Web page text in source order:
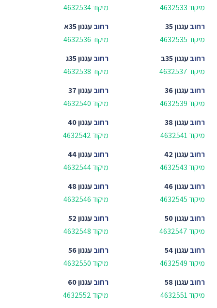
מיקוד 4632533
מיקוד 4632534
רחובעגנון 35
מיקוד 4632535
רחובעגנון 35א
מיקוד 4632536
רחובעגנון 35ב
מיקוד 4632537
רחובעגנון 35ג
מיקוד 4632538
רחובעגנון 36
מיקוד 4632539
רחובעגנון 37
מיקוד 4632540
רחובעגנון 38
מיקוד 4632541
רחובעגנון 40
מיקוד 4632542
רחובעגנון 42
מיקוד 4632543
רחובעגנון 44
מיקוד 4632544
רחובעגנון 46
מיקוד 4632545
רחובעגנון 48
מיקוד 4632546
רחובעגנון 50
מיקוד 4632547
רחובעגנון 52
מיקוד 4632548
רחובעגנון 54
מיקוד 4632549
רחובעגנון 56
מיקוד 4632550
רחובעגנון 58
מיקוד 4632551
רחובעגנון 60
מיקוד 4632552